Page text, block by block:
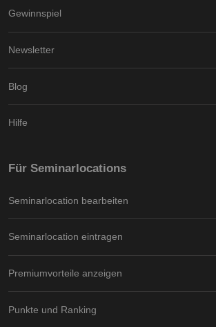
Gewinnspiel
Newsletter
Blog
Hilfe
Für Seminarlocations
Seminarlocation bearbeiten
Seminarlocation eintragen
Premiumvorteile anzeigen
Punkte und Ranking